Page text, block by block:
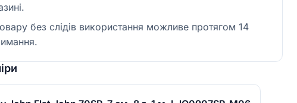
без слідів використання можливе протягом 14